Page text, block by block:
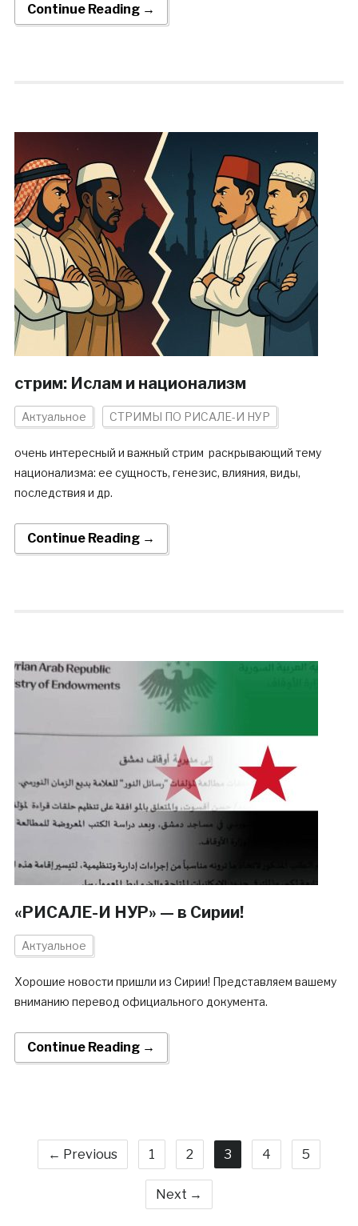
Continue Reading →
стрим: Ислам и национализм
Актуальное СТРИМЫ ПО РИСАЛЕ-И НУР
очень интересный и важный стрим раскрывающий тему
национализма: ее сущность, генезис, влияния, виды,
последствия и др.
Continue Reading →
«РИСАЛЕ-И НУР» — в Сирии!
Актуальное
Хорошие новости пришли из Сирии! Представляем вашему
вниманию перевод официального документа.
Continue Reading →
← Previous 1 2 3 4 5
Next →